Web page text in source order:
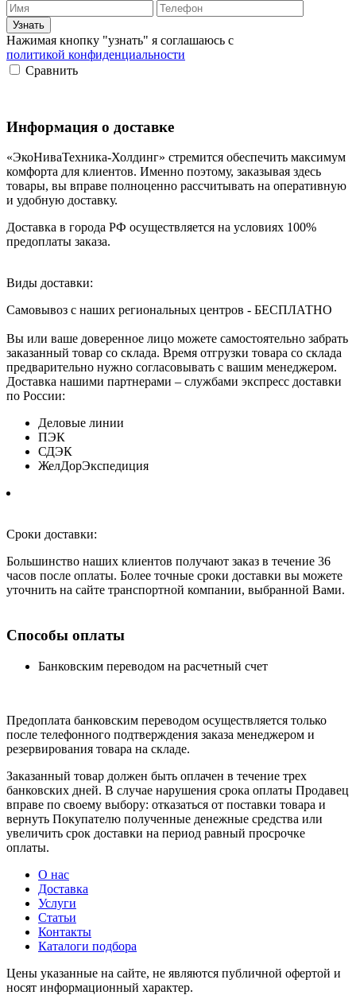
Нажимая кнопку "узнать" я соглашаюсь с
политикой конфиденциальности
Сравнить
Информация о доставке
«ЭкоНиваТехника-Холдинг» стремится обеспечить максимум
комфорта для клиентов. Именно поэтому, заказывая здесь
товары, вы вправе полноценно рассчитывать на оперативную
и удобную доставку.
Доставка в города РФ осуществляется на условиях 100%
предоплаты заказа.
Виды доставки:
Самовывоз с наших региональных центров - БЕСПЛАТНО
Вы или ваше доверенное лицо можете самостоятельно забрать
заказанный товар со склада. Время отгрузки товара со склада
предварительно нужно согласовывать с вашим менеджером.
Доставка нашими партнерами – службами экспресс доставки
по России:
Деловые линии
ПЭК
СДЭК
ЖелДорЭкспедиция
Сроки доставки:
Большинство наших клиентов получают заказ в течение 36
часов после оплаты. Более точные сроки доставки вы можете
уточнить на сайте транспортной компании, выбранной Вами.
Способы оплаты
Банковским переводом на расчетный счет
Предоплата банковским переводом осуществляется только
после телефонного подтверждения заказа менеджером и
резервирования товара на складе.
Заказанный товар должен быть оплачен в течение трех
банковских дней. В случае нарушения срока оплаты Продавец
вправе по своему выбору: отказаться от поставки товара и
вернуть Покупателю полученные денежные средства или
увеличить срок доставки на период равный просрочке
оплаты.
О нас
Доставка
Услуги
Статьи
Контакты
Каталоги подбора
Цены указанные на сайте, не являются публичной офертой и
носят информационный характер.